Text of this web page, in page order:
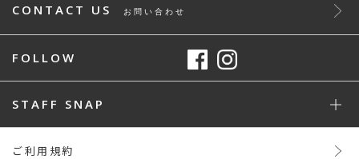
CONTACT US お問い合わせ
FOLLOW
STAFF SNAP
ご利用規約